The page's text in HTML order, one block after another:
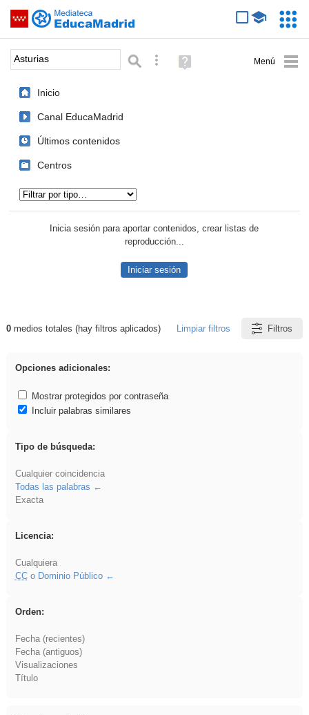
Saltar navegación
Palabra o frase: Búsqueda avanzada
Ayuda
(en
Inicio
Canal EducaMadrid
Últimos contenidos
Centros
Inicia sesión para aportar contenidos, crear listas de
reproducción...
Iniciar sesión
Resultados de: Asturias
0medios totales (hay filtros aplicados) Limpiar filtros Filtros
Opciones adicionales:
Mostrar protegidos por contraseña
Incluir palabras similares
Tipo de búsqueda:
Cualquier coincidencia
Todas las palabras
Exacta
Licencia:
Cualquiera
CCo Dominio Público
Orden:
Fecha (recientes)
Fecha (antiguos)
Visualizaciones
Título